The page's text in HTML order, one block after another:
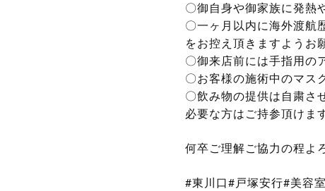
〇御自身や御家族に発熱
〇一ヶ月以内に海外渡航
をお控え頂きますようお
〇御来店前には手指用の
〇お客様の施術中のマス
〇飲み物の提供は自粛さ
必要な方はご持参頂けま
何卒ご理解ご協力の程よ
#東川口#戸塚安行#美容